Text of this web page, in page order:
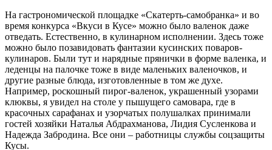
На гастрономической площадке «Скатерть-самобранка» и во
время конкурса «Вкуси в Кусе» можно было валенок даже
отведать. Естественно, в кулинарном исполнении. Здесь тоже
можно было позавидовать фантазии кусинских поваров-
кулинаров. Были тут и нарядные прянички в форме валенка, и
леденцы на палочке тоже в виде маленьких валеночков, и
другие разные блюда, изготовленные в том же духе.
Например, роскошный пирог-валенок, украшенный узорами
клюквы, я увидел на столе у пышущего самовара, где в
красочных сарафанах и узорчатых полушалках принимали
гостей хозяйки Наталья Абдрахманова, Лидия Сусленкова и
Надежда Забродина. Все они – работницы службы соцзащиты
Кусы.